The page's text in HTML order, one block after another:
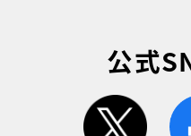
公式